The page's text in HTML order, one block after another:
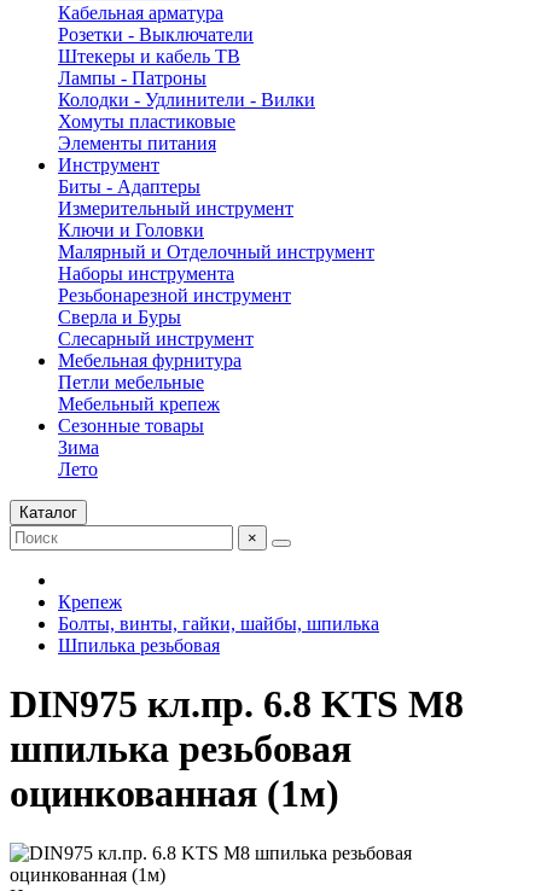
Кабельная арматура
Розетки - Выключатели
Штекеры и кабель ТВ
Лампы - Патроны
Колодки - Удлинители - Вилки
Хомуты пластиковые
Элементы питания
Инструмент
Биты - Адаптеры
Измерительный инструмент
Ключи и Головки
Малярный и Отделочный инструмент
Наборы инструмента
Резьбонарезной инструмент
Сверла и Буры
Слесарный инструмент
Мебельная фурнитура
Петли мебельные
Мебельный крепеж
Сезонные товары
Зима
Лето
Каталог
×
Крепеж
Болты, винты, гайки, шайбы, шпилька
Шпилька резьбовая
DIN975 кл.пр. 6.8 KTS М8
шпилька резьбовая
оцинкованная (1м)